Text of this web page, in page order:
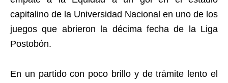
capitalino de la Universidad Nacional en uno de los
juegos que abrieron la décima fecha de la Liga
Postobón.
En un partido con poco brillo y de trámite lento el